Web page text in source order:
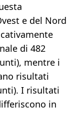
e del Nord
di 482
mentre i
risultati
I risultati
in